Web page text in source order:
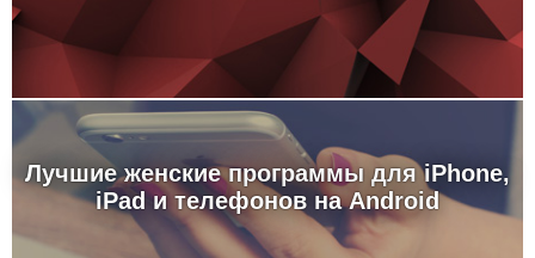
Лучшие женские программы для iPhone,
iPad и телефонов на Android